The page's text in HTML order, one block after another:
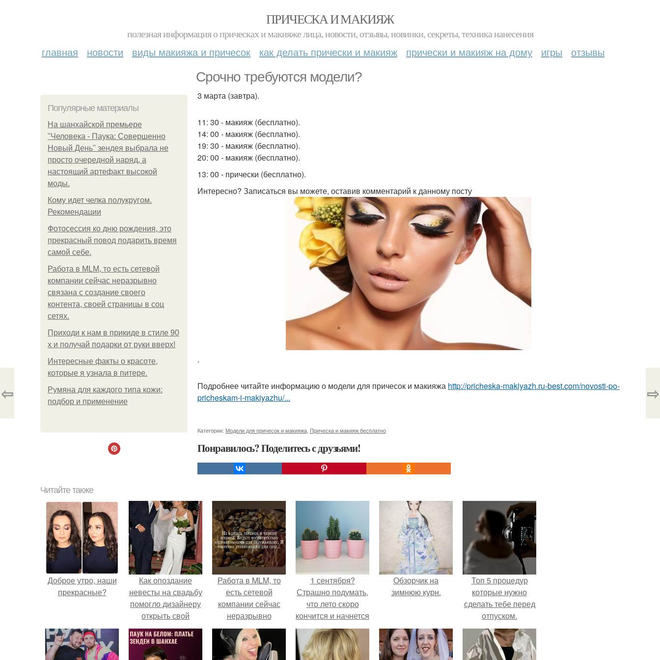
ПРИЧЕСКА И МАКИЯЖ
полезная информация о прическах и макияже лица, новости, отзывы, новинки, секреты, техника нанесения
главная новости виды макияжа и причесок как делать прически и макияж прически и макияж на дому игры отзывы
Срочно требуются модели?
Популярные материалы
На шанхайской премьере
"Человека - Паука: Совершенно
Новый День" зендея выбрала не
просто очередной наряд, а
настоящий артефакт высокой
моды.
Кому идет челка полукругом.
Рекомендации
Фотосессия ко дню рождения, это
прекрасный повод подарить время
самой себе.
Работа в MLM, то есть сетевой
компании сейчас неразрывно
связана с создание своего
контента, своей страницы в соц
сетях.
Приходи к нам в прикиде в стиле 90
х и получай подарки от руки вверх!
Интересные факты о красоте,
которые я узнала в питере.
Румяна для каждого типа кожи:
подбор и применение
3 марта (завтра).
11: 30 - макияж (бесплатно).
14: 00 - макияж (бесплатно).
19: 30 - макияж (бесплатно).
20: 00 - макияж (бесплатно).
13: 00 - прически (бесплатно).
Интересно? Записаться вы можете, оставив комментарий к данному посту
.
Подробнее читайте информацию о модели для причесок и макияжа http://pricheska-makiyazh.ru-best.com/novosti-po-
pricheskam-i-makiyazhu/...
Категории: Модели для причесок и макияжа Прическа и макияж бесплатно
Понравилось? Поделитесь с друзьями!
⇦ ⇨
Читайте также
Доброе утро, наши
прекрасные?
Как опоздание
невесты на свадьбу
помогло дизайнеру
открыть свой
бренд.
Работа в MLM, то
есть сетевой
компании сейчас
неразрывно
связана с создание
своего контента,
своей страницы в
1 сентября?
Страшно подумать,
что лето скоро
кончится и начнется
дождливая, но
уютная осень.
Обзорчик на
зимнюю курн.
Топ 5 процедур
которые нужно
сделать тебе перед
отпуском.